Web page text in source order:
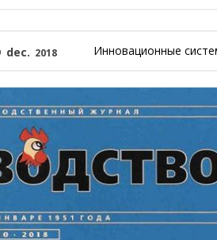
Инновационные системы
dec. 2018